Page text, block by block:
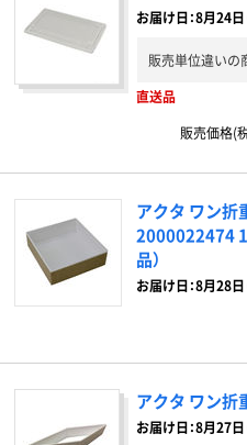
お届け日：8月24日
販売単位違いの
直送品
販売価格(
アクタ ワン
2000022474
品）
お届け日：8月28日
アクタ ワン折
お届け日：8月27日